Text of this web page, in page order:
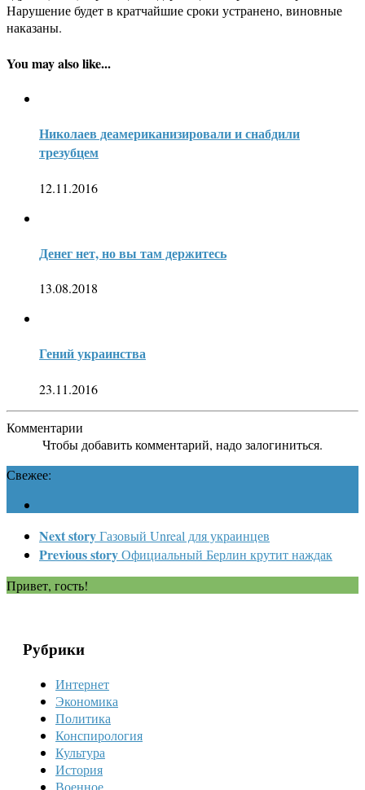
Нарушение будет в кратчайшие сроки устранено, виновные
наказаны.
You may also like...
Николаев деамериканизировали и снабдили
трезубцем
12.11.2016
Денег нет, но вы там держитесь
13.08.2018
Гений украинства
23.11.2016
Комментарии
Чтобы добавить комментарий, надо залогиниться.
Свежее:
Next storyГазовый Unreal для украинцев
Previous storyОфициальный Берлин крутит наждак
Привет, гость!
Рубрики
Интернет
Экономика
Политика
Конспирология
Культура
История
Военное